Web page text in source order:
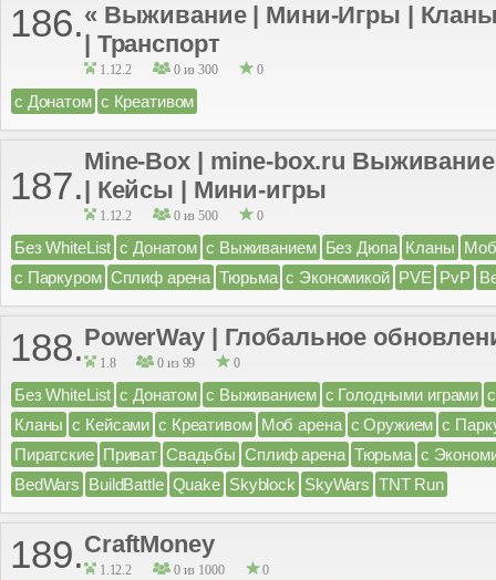
186.« Выживание | Мини-Игры |
| Транспорт
1.12.2 0 из 300 0
с Донатом с Креативом
187.
Mine-Box | mine-box.ru
| Кейсы | Мини-игры
1.12.2 0 из 500 0
Без WhiteList с Донатом с Выживанием Без Дюпа Кланы
с Паркуром Сплиф арена Тюрьма с Экономикой PVE PvP
188.PowerWay | Глобальное
1.8 0 из 99 0
Без WhiteList с Донатом с Выживанием с Голодными играми
Кланы с Кейсами с Креативом Моб арена с Оружием с
Пиратские Приват Свадьбы Сплиф арена Тюрьма с
BedWars BuildBattle Quake Skyblock SkyWars TNT Run
189.CraftMoney
1.12.2 0 из 1000 0